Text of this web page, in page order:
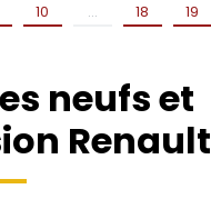
10 ... 18 19
neufs et
Renault